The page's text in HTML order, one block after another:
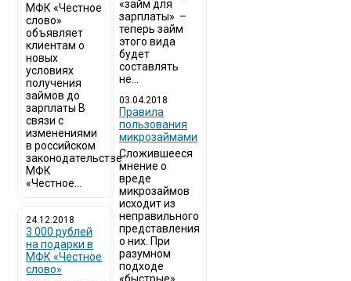
МФК «Честное
слово»
объявляет
клиентам о
новых
условиях
получения
займов до
зарплаты В
связи с
изменениями
в российском
законодательстве
МФК
«Честное...
24.12.2018
3 000 рублей
на подарки в
МФК «Честное
слово»
«займ для
зарплаты» –
теперь займ
этого вида
будет
составлять
не...
03.04.2018
​Правила
пользования
микрозаймами
Сложившееся
мнение о
вреде
микрозаймов
исходит из
неправильного
представления
о них. При
разумном
подходе